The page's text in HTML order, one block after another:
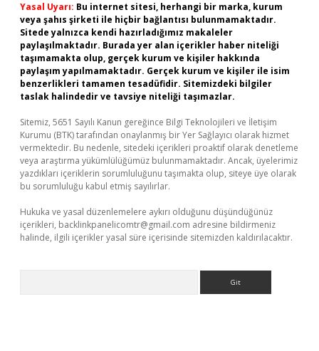
Yasal Uyarı: Bu internet sitesi, herhangi bir marka, kurum
veya şahıs şirketi ile hiçbir bağlantısı bulunmamaktadır.
Sitede yalnızca kendi hazırladığımız makaleler
paylaşılmaktadır. Burada yer alan içerikler haber niteliği
taşımamakta olup, gerçek kurum ve kişiler hakkında
paylaşım yapılmamaktadır. Gerçek kurum ve kişiler ile isim
benzerlikleri tamamen tesadüfidir. Sitemizdeki bilgiler
taslak halindedir ve tavsiye niteliği taşımazlar.
Sitemiz, 5651 Sayılı Kanun gereğince Bilgi Teknolojileri ve İletişim
Kurumu (BTK) tarafından onaylanmış bir Yer Sağlayıcı olarak hizmet
vermektedir. Bu nedenle, sitedeki içerikleri proaktif olarak denetleme
veya araştırma yükümlülüğümüz bulunmamaktadır. Ancak, üyelerimiz
yazdıkları içeriklerin sorumluluğunu taşımakta olup, siteye üye olarak
bu sorumluluğu kabul etmiş sayılırlar.
Hukuka ve yasal düzenlemelere aykırı olduğunu düşündüğünüz
içerikleri, backlinkpanelicomtr@gmail.com adresine bildirmeniz
halinde, ilgili içerikler yasal süre içerisinde sitemizden kaldırılacaktır.